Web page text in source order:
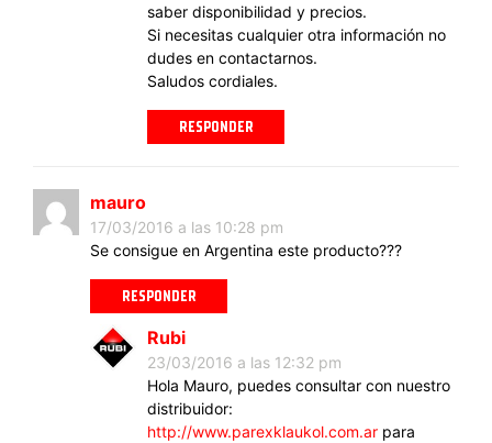
saber disponibilidad y precios.
Si necesitas cualquier otra información no
dudes en contactarnos.
Saludos cordiales.
RESPONDER
mauro
17/03/2016 a las 10:28 pm
Se consigue en Argentina este producto???
RESPONDER
Rubi
23/03/2016 a las 12:32 pm
Hola Mauro, puedes consultar con nuestro
distribuidor:
http://www.parexklaukol.com.ar para